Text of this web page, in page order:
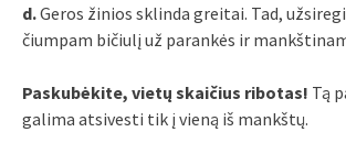
d.Geros žinios sklinda greitai. Tad,
čiumpam bičiulį už parankės ir
Paskubėkite, vietų skaičius ribotas! Tą
galima atsivesti tik į vieną iš mankštų.